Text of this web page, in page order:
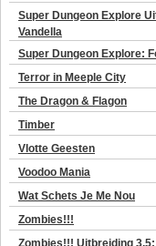
Super Dungeon Explore
Vandella
Super Dungeon Explore:
Terror in Meeple City
The Dragon & Flagon
Timber
Vlotte Geesten
Voodoo Mania
Wat Schets Je Me Nou
Zombies!!!
Zombies!!! Uitbreiding